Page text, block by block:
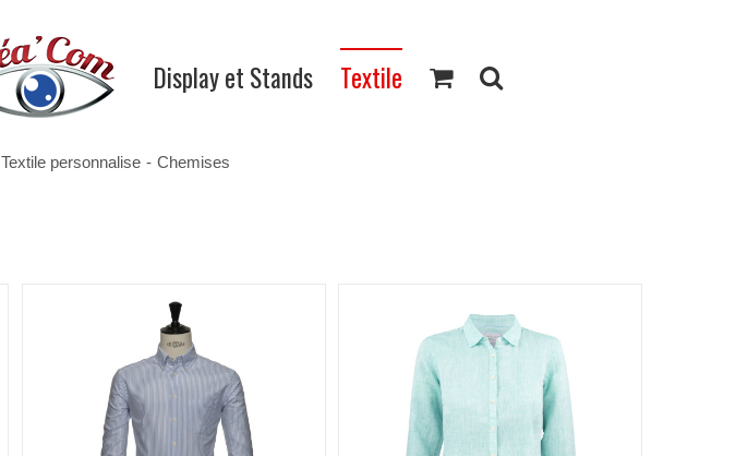
Display et Stands Textile
Textile personnalise - Chemises